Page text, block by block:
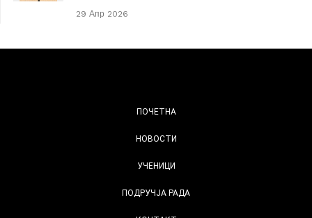
29 Апр 2026
ПОЧЕТНА
НОВОСТИ
УЧЕНИЦИ
ПОДРУЧЈА РАДА